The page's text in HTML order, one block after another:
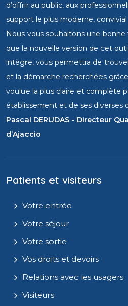
d’offrir au public, aux
support le plus moderne,
Nous vous souhaitons une
que la nouvelle version de cet
intègre, vous permettra de
et la démarche recherchées
voulue la plus claire et complète
établissement et de ses diverses
Pascal DERUDAS - Directeur
d’Ajaccio
Patients et visiteurs
Votre entrée
Votre séjour
Votre sortie
Vos droits et devoirs
Relations avec les usagers
Visiteurs